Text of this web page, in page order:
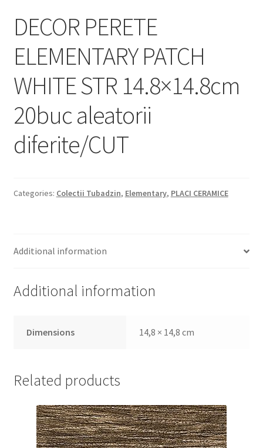
Magazin
Plată
DECOR PERETE
ELEMENTARY PATCH
WHITE STR 14.8×14.8cm
20buc aleatorii
diferite/CUT
Categories: Colectii Tubadzin, Elementary, PLACI CERAMICE
Additional information
Additional information
Dimensions 14,8 × 14,8 cm
Related products